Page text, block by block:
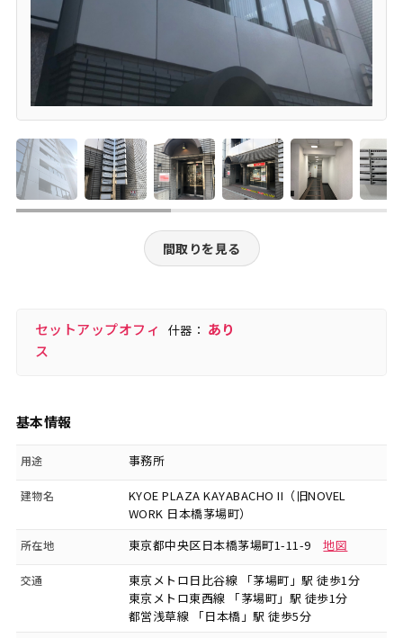
間取りを見る
セットアップオフィ
ス
什器： あり
基本情報
用途 事務所
建物名
KYOE PLAZA KAYABACHO II（旧NOVEL
WORK 日本橋茅場町）
所在地 東京都中央区日本橋茅場町1-11-9地図
交通
東京メトロ日比谷線 「茅場町」駅 徒歩1分
東京メトロ東西線 「茅場町」駅 徒歩1分
都営浅草線 「日本橋」駅 徒歩5分